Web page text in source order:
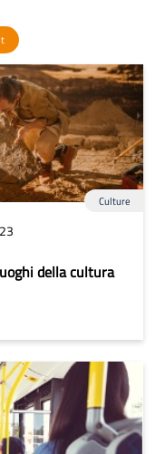
Culture
della cultura